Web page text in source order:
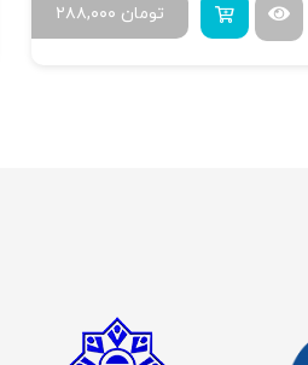
۲۸۸,۰۰۰ تومان